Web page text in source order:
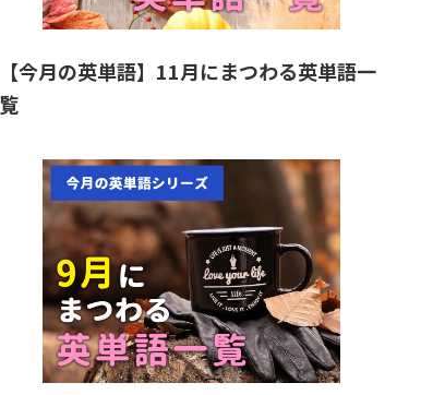
【今月の英単語】11月にまつわる英単語一
覧